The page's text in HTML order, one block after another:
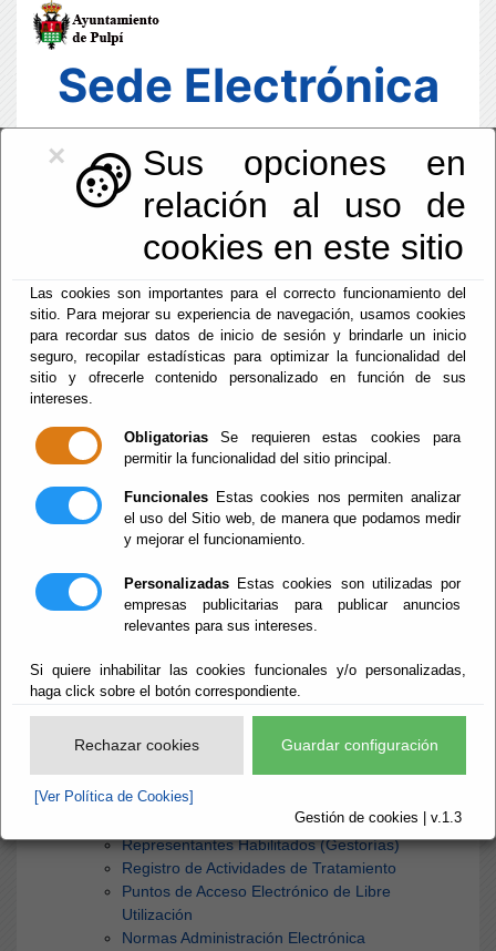
×
Sus opciones en
relación al uso de
cookies en este sitio
Las cookies son importantes para el correcto funcionamiento del
sitio. Para mejorar su experiencia de navegación, usamos cookies
para recordar sus datos de inicio de sesión y brindarle un inicio
seguro, recopilar estadísticas para optimizar la funcionalidad del
sitio y ofrecerle contenido personalizado en función de sus
intereses.
Obligatorias Se requieren estas cookies para
permitir la funcionalidad del sitio principal.
Funcionales Estas cookies nos permiten analizar
el uso del Sitio web, de manera que podamos medir
y mejorar el funcionamiento.
Personalizadas Estas cookies son utilizadas por
empresas publicitarias para publicar anuncios
relevantes para sus intereses.
Si quiere inhabilitar las cookies funcionales y/o personalizadas,
haga click sobre el botón correspondiente.
Rechazar cookies Guardar configuración
[Ver Política de Cookies]
Gestión de cookies | v.1.3
Sede Electrónica
03:29:26
Dom, 9 Agosto 2026
- Mapa Web
Mapa Web
Información General
Calendario Oficial
Oficinas de Atención
Representantes Habilitados (Gestorías)
Registro de Actividades de Tratamiento
Puntos de Acceso Electrónico de Libre
Utilización
Normas Administración Electrónica